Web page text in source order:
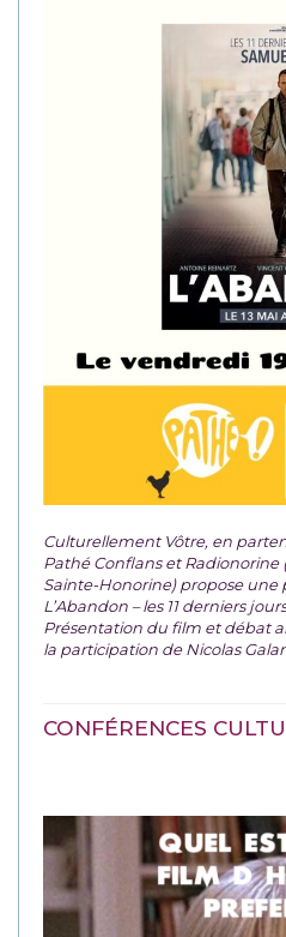
Culturellement Vôtre, en
Pathé Conflans et Radionorine
Sainte-Honorine) propose
L’Abandon – les 11 derniers
Présentation du film et débat
la participation de Nicolas
CONFÉRENCES